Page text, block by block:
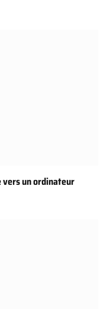
vers un ordinateur